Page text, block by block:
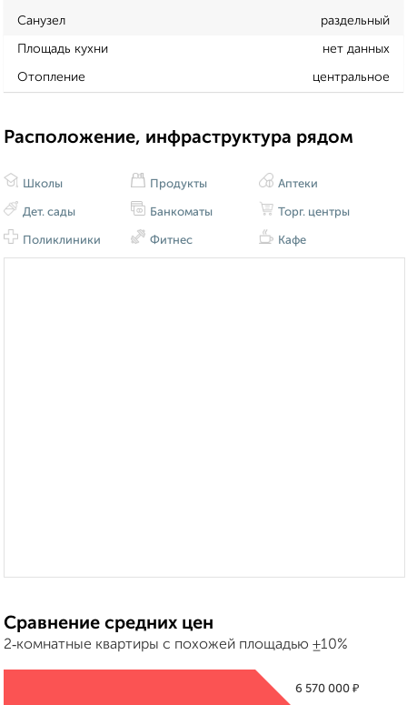
Санузел раздельный
Площадь кухни нет данных
Отопление центральное
Расположение, инфраструктура рядом
Школы
Дет. сады
Поликлиники
Продукты
Банкоматы
Фитнес
Аптеки
Торг. центры
Кафе
Сравнение средних цен
2‑комнатные квартиры с похожей площадью ±10%
6 570 000₽